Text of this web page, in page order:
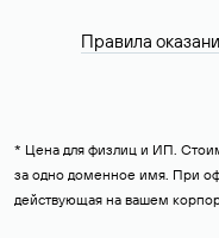
Правила
* Цена для физлиц и ИП.
за одно доменное имя. При
действующая на вашем